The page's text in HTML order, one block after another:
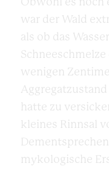
war der Wald
als ob das
wenigen
hatte zu
kleines Rinnsal
mykologische